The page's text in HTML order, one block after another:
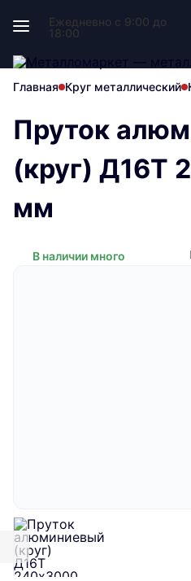
Ежедневно с 9:00 до
18:00
Главная Круг металлический
Пруток
(круг) Д16Т
мм
В наличии много